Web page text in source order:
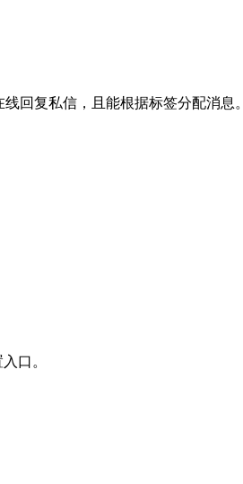
回复私信，且能根据标签分配消息。
口。